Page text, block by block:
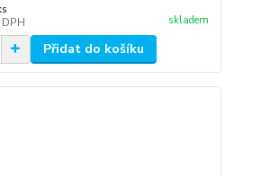
skladem
Přidat do košíku